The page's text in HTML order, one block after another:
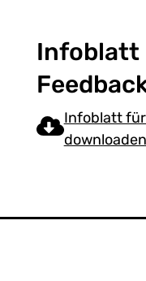
Infoblatt
Infoblatt
downloaden